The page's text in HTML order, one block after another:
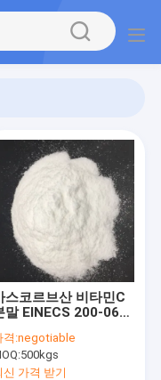
스코르브산 비타민C
말 EINECS 200-066-
격:negotiable
500kgs
신 가격 받기